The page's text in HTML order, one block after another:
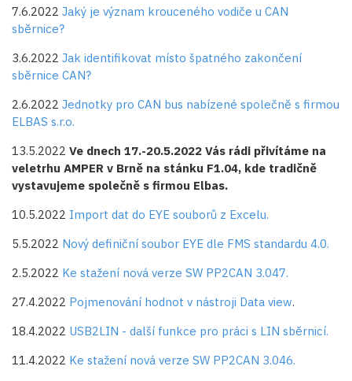
7.6.2022 Jaký je význam krouceného vodiče u CAN
sběrnice?
3.6.2022 Jak identifikovat místo špatného zakončení
sběrnice CAN?
2.6.2022 Jednotky pro CAN bus nabízené společně s firmou
ELBAS s.r.o.
13.5.2022 Ve dnech 17.-20.5.2022 Vás rádi přivítáme na
veletrhu AMPER v Brně na stánku F1.04, kde tradičně
vystavujeme společně s firmou Elbas.
10.5.2022 Import dat do EYE souborů z Excelu.
5.5.2022 Nový definiční soubor EYE dle FMS standardu 4.0.
2.5.2022 Ke stažení nová verze SW PP2CAN 3.047.
27.4.2022 Pojmenování hodnot v nástroji Data view.
18.4.2022 USB2LIN - další funkce pro práci s LIN sběrnicí.
11.4.2022 Ke stažení nová verze SW PP2CAN 3.046.